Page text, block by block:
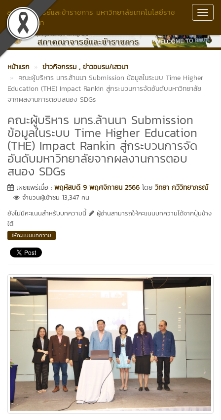
สภาคณาจารย์และข้าราชการ มหาวิทยาลัยเทคโนโลยีราช
มงคลล้านนา
หน้าแรก ข่าวกิจกรรม , ข่าวอบรม/เสวนา
คณะผู้บริหาร มทร.ล้านนา Submission ข้อมูลในระบบ Time Higher
Education (THE) Impact Rankin สู่กระบวนการจัดอันดับมหาวิทยาลัย
จากผลงานการตอบสนอง SDGs
คณะผู้บริหาร มทร.ล้านนา Submission
ข้อมูลในระบบ Time Higher Education
(THE) Impact Rankin สู่กระบวนการจัด
อันดับมหาวิทยาลัยจากผลงานการตอบ
สนอง SDGs
เผยแพร่เมื่อ : พฤหัสบดี 9 พฤศจิกายน 2566 โดย วิทยา กวีวิทยาภรณ์
จำนวนผู้เข้าชม 13,347 คน
ยังไม่มีคะแนนสำหรับบทความนี้
ผู้อ่านสามารถให้คะแนนบทความได้จากปุ่มข้าง
ใต้
ให้คะแนนบทความ